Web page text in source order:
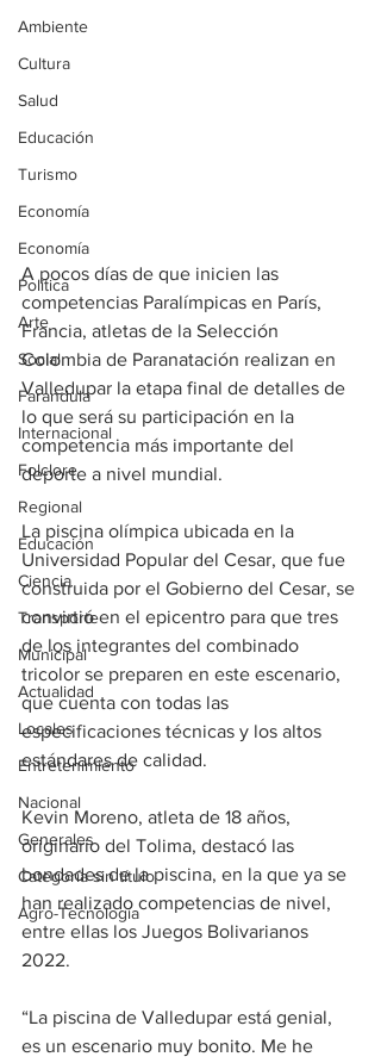
Ambiente
Cultura
Salud
Educación
Turismo
Economía
Economía
Política
Arte
Social
Farandula
Internacional
Folclore
Regional
Educación
Ciencia
Transporte
Municipal
Actualidad
Locales
Entretenimiento
Nacional
Generales
Categoría sin título
Agro-Tecnología
A pocos días de que inicien las
competencias Paralímpicas en París,
Francia, atletas de la Selección
Colombia de Paranatación realizan en
Valledupar la etapa final de detalles de
lo que será su participación en la
competencia más importante del
deporte a nivel mundial.
La piscina olímpica ubicada en la
Universidad Popular del Cesar, que fue
construida por el Gobierno del Cesar, se
convirtió en el epicentro para que tres
de los integrantes del combinado
tricolor se preparen en este escenario,
que cuenta con todas las
especificaciones técnicas y los altos
estándares de calidad.
Kevin Moreno, atleta de 18 años,
originario del Tolima, destacó las
bondades de la piscina, en la que ya se
han realizado competencias de nivel,
entre ellas los Juegos Bolivarianos
2022.
“La piscina de Valledupar está genial,
es un escenario muy bonito. Me he